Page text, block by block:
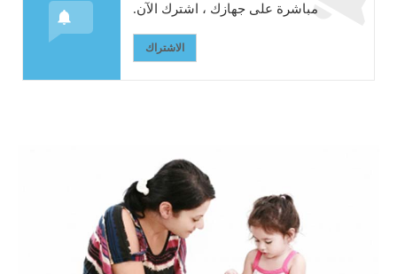
مباشرة على جهازك ، اشترك الآن.
الاشتراك